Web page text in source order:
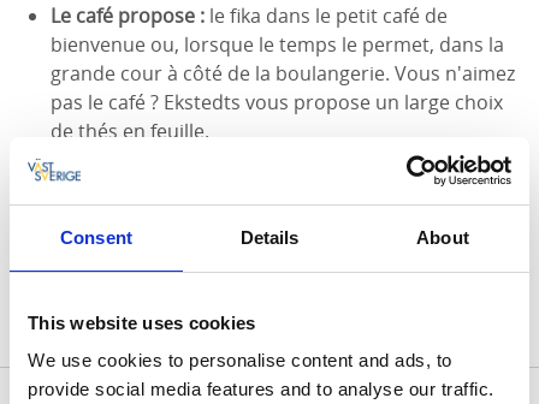
Consent Details About
This website uses cookies
We use cookies to personalise content and ads, to
provide social media features and to analyse our traffic.
Le café propose : le fika dans le petit café de
bienvenue ou, lorsque le temps le permet, dans la
grande cour à côté de la boulangerie. Vous n'aimez
pas le café ? Ekstedts vous propose un large choix
de thés en feuille.
Amuse bouche :
l'Ekstedts
Bageri & Kafé
peut accueillir 120 personnes. Le
toujours livré fraîchement torréfié par le
torréfacteur Alingsås, situé à proximité.